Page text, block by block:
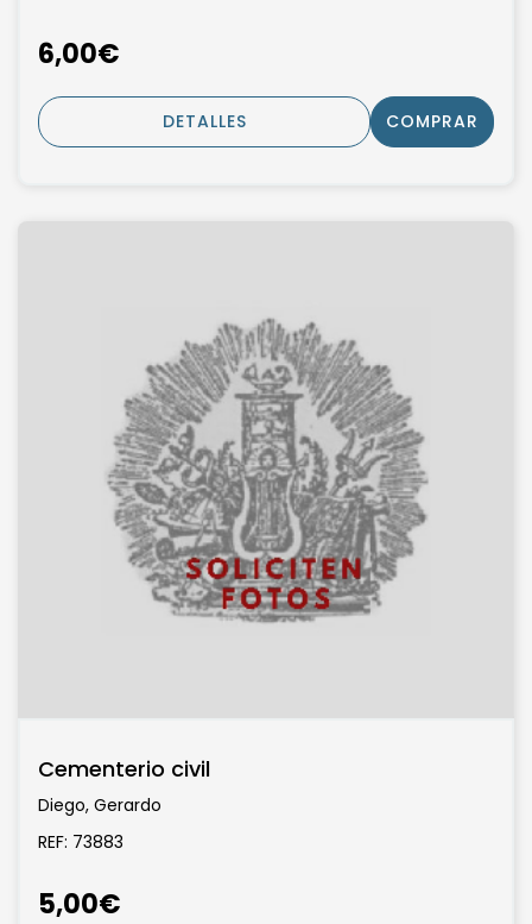
6,00€
DETALLES COMPRAR
Cementerio civil
Diego, Gerardo
REF: 73883
5,00€